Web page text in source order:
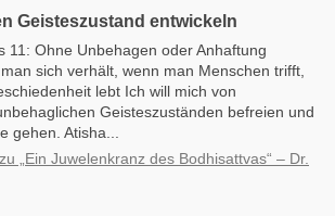
Geisteszustand entwickeln
11: Ohne Unbehagen oder Anhaftung
sich verhält, wenn man Menschen trifft,
lebt Ich will mich von
Geisteszuständen befreien und
gehen. Atisha...
„Ein Juwelenkranz des Bodhisattvas“ – Dr.